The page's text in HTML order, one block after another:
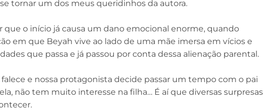
tornar um dos meus queridinhos da autora.
que o início já causa um dano emocional enorme, quando
em que Beyah vive ao lado de uma mãe imersa em vícios e
que passa e já passou por conta dessa alienação parental.
e nossa protagonista decide passar um tempo com o pai
não tem muito interesse na filha… É aí que diversas surpresas